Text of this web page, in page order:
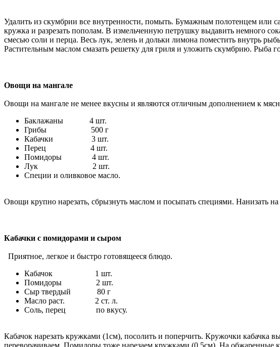
Удалить из скумбрии все внутренности, помыть. Бумажным полотенцем или
кружка и разрезать пополам. В измельченную петрушку выдавить немного
смесью соли и перца. Весь лук, зелень и дольки лимона поместить внутрь
Растительным маслом смазать решетку для гриля и уложить скумбрию. Рыба
Овощи на мангале
Овощи на мангале не менее вкусны и являются отличным дополнением к
Баклажаны 4 шт.
Грибы 500 г
Кабачки 3 шт.
Перец 4 шт.
Помидоры 4 шт.
Лук 2 шт.
Специи и оливковое масло.
Овощи крупно нарезать, сбрызнуть маслом и посыпать специями. Нанизать
Кабачки с помидорами и сыром
Приятное, легкое и быстро готовящееся блюдо.
Кабачок 1 шт.
Помидоры 2 шт.
Сыр твердый 80 г
Масло раст. 2 ст. л.
Соль, перец по вкусу.
Кабачок нарезать кружками (1см), посолить и поперчить. Кружочки кабачка
переворачиваем. Помидоры тоже нарезаем кружками (0,5см). На